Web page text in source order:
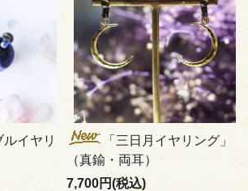
イヤリ
「三日月イヤリング」
（真鍮・両耳）
7,700円(税込)